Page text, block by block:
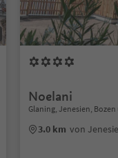
Noelani
Glaning, Jenesien,
3.0 km von